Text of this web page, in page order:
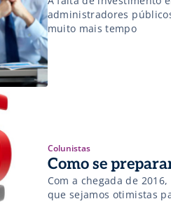
administradores
muito mais tempo
Colunistas
Como se
Com a chegada de
que sejamos otimistas